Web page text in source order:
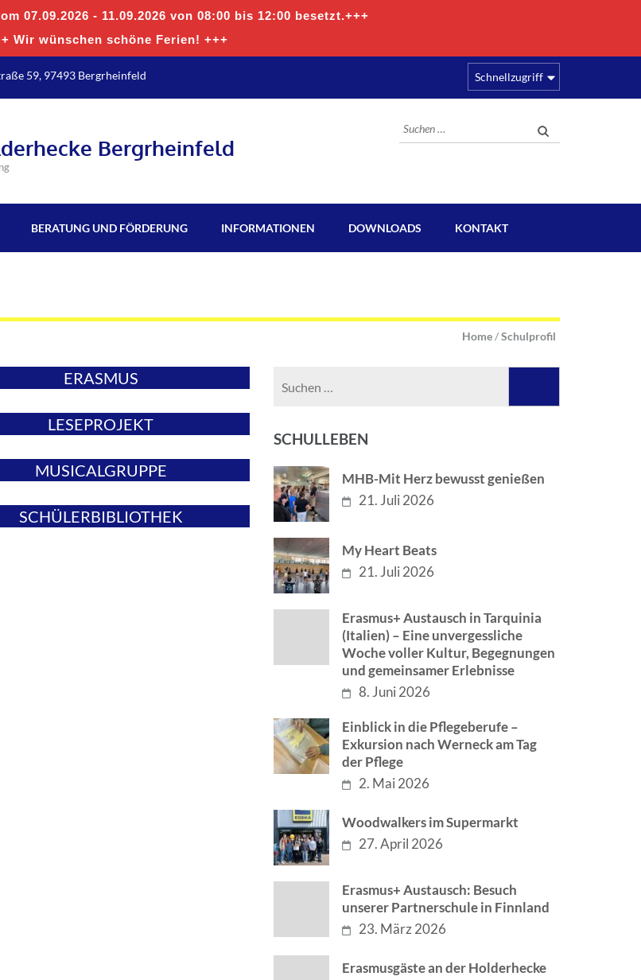
07.09.2026 - 11.09.2026 von 08:00 bis 12:00 besetzt.+++
Wir wünschen schöne Ferien! +++
59, 97493 Bergrheinfeld Schnellzugriff
Bergrheinfeld
Suchen
nach:
BERATUNG UND FÖRDERUNG INFORMATIONEN DOWNLOADS KONTAKT
Home/Schulprofil
ERASMUS
LESEPROJEKT
MUSICALGRUPPE
SCHÜLERBIBLIOTHEK
SCHULLEBEN
MHB-Mit Herz bewusst genießen
21. Juli 2026
My Heart Beats
21. Juli 2026
Erasmus+ Austausch in Tarquinia
(Italien) – Eine unvergessliche
Woche voller Kultur, Begegnungen
und gemeinsamer Erlebnisse
8. Juni 2026
Einblick in die Pflegeberufe –
Exkursion nach Werneck am Tag
der Pflege
2. Mai 2026
Woodwalkers im Supermarkt
27. April 2026
Erasmus+ Austausch: Besuch
unserer Partnerschule in Finnland
23. März 2026
Erasmusgäste an der Holderhecke